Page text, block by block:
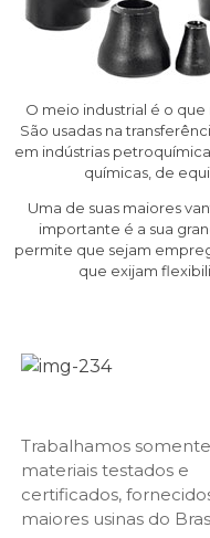
O meio industrial é o que
São usadas na
em indústrias
químicas, de
Uma de suas maiores
importante é a sua
permite que sejam
que exijam
Trabalhamos
materiais testados e
certificados,
maiores usinas do